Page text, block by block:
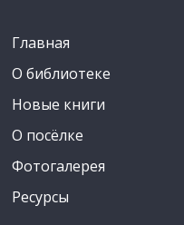
Главная
О библиотеке
Новые книги
О посёлке
Фотогалерея
Ресурсы